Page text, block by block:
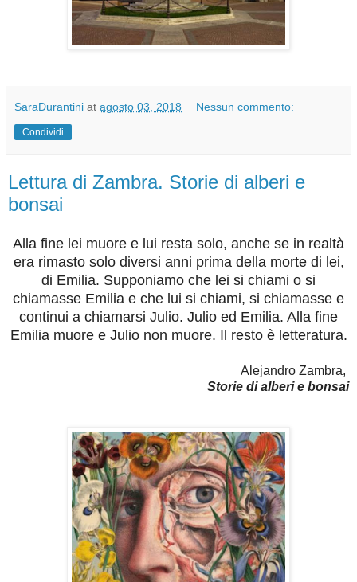
SaraDurantini at agosto 03, 2018 Nessun commento:
Condividi
Lettura di Zambra. Storie di alberi e
bonsai
Alla fine lei muore e lui resta solo, anche se in realtà
era rimasto solo diversi anni prima della morte di lei,
di Emilia. Supponiamo che lei si chiami o si
chiamasse Emilia e che lui si chiami, si chiamasse e
continui a chiamarsi Julio. Julio ed Emilia. Alla fine
Emilia muore e Julio non muore. Il resto è letteratura.
Alejandro Zambra,
Storie di alberi e bonsai